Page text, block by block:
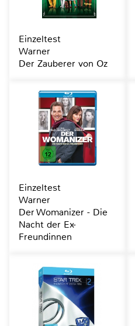
Einzeltest
Warner
Der Zauberer von Oz
Einzeltest
Warner
Der Womanizer - Die
Nacht der Ex-
Freundinnen